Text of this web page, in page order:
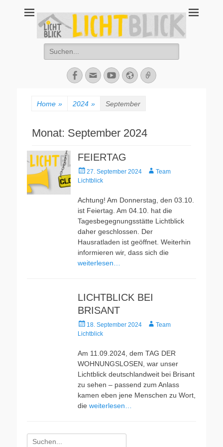
Lichtblick
67434 Neustadt an der Weinstraße – Amalienstraße 3 – Tel: 06321-
355340
Suche
nach:
Facebook
E-
Mail
YouTube
WebsiteVerknüpfung
Home » 2024 » September
Monat: September 2024
FEIERTAG
Veröffentlicht
am
27. September 2024 AutorTeam
Lichtblick
Achtung! Am Donnerstag, den 03.10.
ist Feiertag. Am 04.10. hat die
Tagesbegegnungsstätte Lichtblick
daher geschlossen. Der
Hausratladen ist geöffnet. Weiterhin
informieren wir, dass sich die
weiterlesen…
LICHTBLICK BEI
BRISANT
Veröffentlicht
am
18. September 2024 AutorTeam
Lichtblick
Am 11.09.2024, dem TAG DER
WOHNUNGSLOSEN, war unser
Lichtblick deutschlandweit bei Brisant
zu sehen – passend zum Anlass
kamen eben jene Menschen zu Wort,
die weiterlesen…
Suche